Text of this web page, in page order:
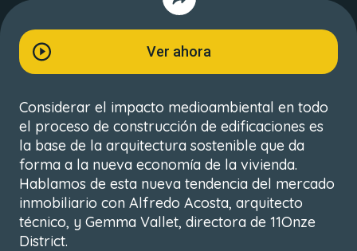
Ver ahora
Considerar el impacto medioambiental en todo
el proceso de construcción de edificaciones es
la base de la arquitectura sostenible que da
forma a la nueva economía de la vivienda.
Hablamos de esta nueva tendencia del mercado
inmobiliario con Alfredo Acosta, arquitecto
técnico, y Gemma Vallet, directora de 11Onze
District.